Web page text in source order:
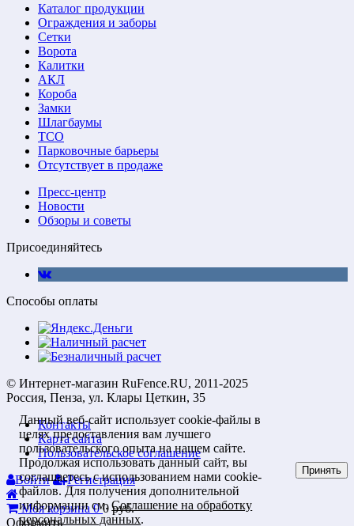
Каталог продукции
Ограждения и заборы
Сетки
Ворота
Калитки
АКЛ
Короба
Замки
Шлагбаумы
ТСО
Парковочные барьеры
Отсутствует в продаже
Пресс-центр
Новости
Обзоры и советы
Присоединяйтесь
Способы оплаты
© Интернет-магазин RuFence.RU, 2011-2025
Россия, Пенза, ул. Клары Цеткин, 35
Контакты
Карта сайта
Пользовательское соглашение
Войти
Регистрация
Моя корзина 0 0 руб.
Оформить
Данный веб-сайт использует cookie-файлы в
целях предоставления вам лучшего
пользовательского опыта на нашем сайте.
Продолжая использовать данный сайт, вы
соглашаетесь с использованием нами cookie-
файлов. Для получения дополнительной
информации см.Соглашение на обработку
персональных данных.
Принять